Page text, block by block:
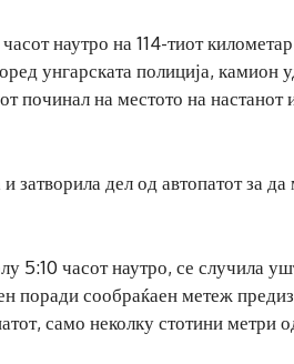
наутро на 114-тиот
унгарската полиција, камион
починал на местото на настанот
затворила дел од автопатот за
5:10 часот наутро, се случила
поради сообраќаен метеж
само неколку стотини метри